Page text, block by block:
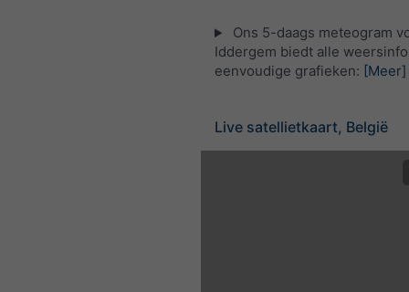
Ons 5-daags meteogram
Iddergem biedt alle
eenvoudige grafieken: [Meer]
Live satellietkaart, België